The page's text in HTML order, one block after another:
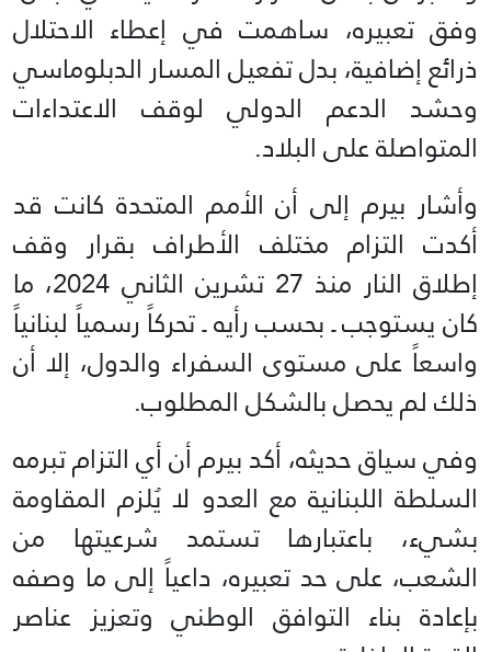
وفق تعبيره، ساهمت في إعطاء الاحتلال
ذرائع إضافية، بدل تفعيل المسار الدبلوماسي
وحشد الدعم الدولي لوقف الاعتداءات
المتواصلة على البلاد.
وأشار بيرم إلى أن الأمم المتحدة كانت قد
أكدت التزام مختلف الأطراف بقرار وقف
إطلاق النار منذ 27 تشرين الثاني 2024، ما
كان يستوجب ـ بحسب رأيه ـ تحركاً رسمياً لبنانياً
واسعاً على مستوى السفراء والدول، إلا أن
ذلك لم يحصل بالشكل المطلوب.
وفي سياق حديثه، أكد بيرم أن أي التزام تبرمه
السلطة اللبنانية مع العدو لا يُلزم المقاومة
بشيء، باعتبارها تستمد شرعيتها من
الشعب، على حد تعبيره، داعياً إلى ما وصفه
بإعادة بناء التوافق الوطني وتعزيز عناصر